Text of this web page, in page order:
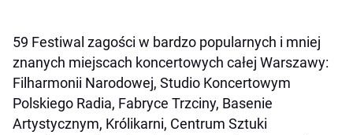
59 Festiwal zagości w bardzo popularnych i mniej
znanych miejscach koncertowych całej Warszawy:
Filharmonii Narodowej, Studio Koncertowym
Polskiego Radia, Fabryce Trzciny, Basenie
Artystycznym, Królikarni, Centrum Sztuki